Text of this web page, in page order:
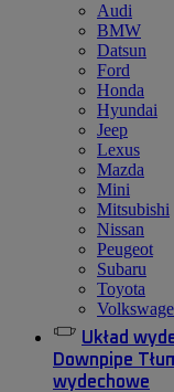
Audi
BMW
Datsun
Ford
Honda
Hyundai
Jeep
Lexus
Mazda
Mini
Mitsubishi
Nissan
Peugeot
Subaru
Toyota
Układ
Downpipe
wydechowe